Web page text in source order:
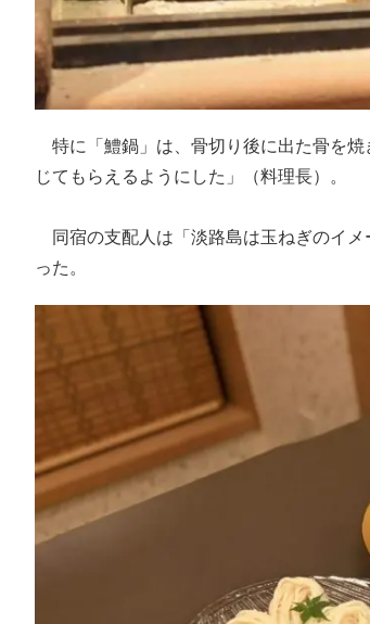
特に「鱧鍋」は、骨切り後に出た骨を焼
じてもらえるようにした」（料理長）。
同宿の支配人は「淡路島は玉ねぎのイメ
った。